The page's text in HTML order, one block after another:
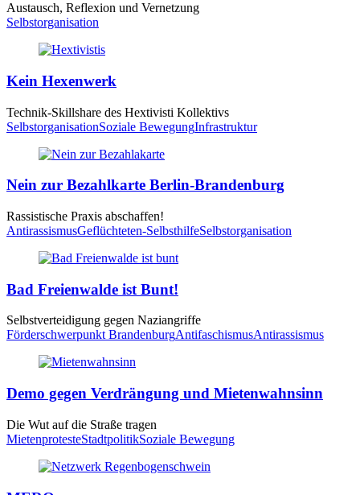
Austausch, Reflexion und Vernetzung
Selbstorganisation
Kein Hexenwerk
Technik-Skillshare des Hextivisti Kollektivs
SelbstorganisationSoziale BewegungInfrastruktur
Nein zur Bezahlkarte Berlin-Brandenburg
Rassistische Praxis abschaffen!
AntirassismusGeflüchteten-SelbsthilfeSelbstorganisation
Bad Freienwalde ist Bunt!
Selbstverteidigung gegen Naziangriffe
Förderschwerpunkt BrandenburgAntifaschismusAntirassismus
Demo gegen Verdrängung und Mietenwahnsinn
Die Wut auf die Straße tragen
MietenprotesteStadtpolitikSoziale Bewegung